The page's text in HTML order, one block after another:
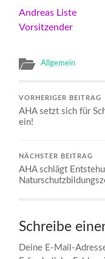
Andreas Liste
Vorsitzender
Allgemein
VORHERIGER BEITRAG
AHA setzt sich für
ein!
NÄCHSTER BEITRAG
AHA schlägt
Schreibe
Deine E-Mail-